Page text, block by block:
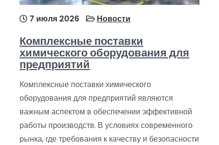
7 июля 2026 Новости
Комплексные поставки
химического оборудования для
предприятий
Комплексные поставки химического
оборудования для предприятий являются
важным аспектом в обеспечении эффективной
работы производств. В условиях современного
рынка, где требования к качеству и безопасности